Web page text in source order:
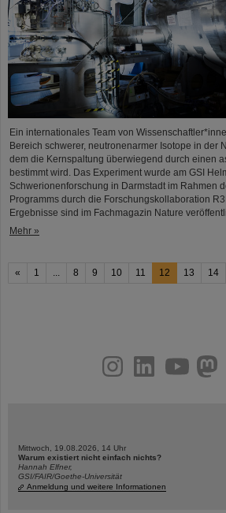
Ein internationales Team von
Bereich schwerer, neutronenarmer Isotope in der
dem die Kernspaltung überwiegend durch einen
bestimmt wird. Das Experiment wurde am GSI
Schwerionenforschung in Darmstadt im Rahmen
Programms durch die Forschungskollaboration
Ergebnisse sind im Fachmagazin Nature
Mehr »
« 1 8 9 10 11 12 13 14
youtubehelmholtz.socialfacebook
Mittwoch, 19.08.2026, 14 Uhr
Warum existiert nicht einfach nichts?
Hannah Elfner,
GSI/FAIR/Goethe-Universität
Anmeldung und weitere Informationen